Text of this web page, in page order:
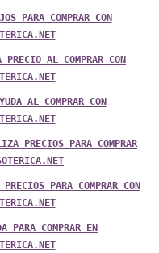
PARA COMPRAR CON
AL COMPRAR CON
AL COMPRAR CON
PRECIOS PARA COMPRAR
PARA COMPRAR CON
PARA COMPRAR EN